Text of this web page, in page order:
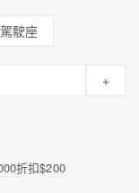
駛座
+
折扣$200